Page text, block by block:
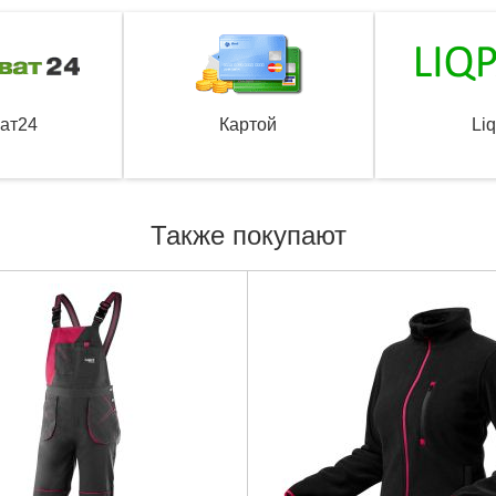
Картой
Также покупают